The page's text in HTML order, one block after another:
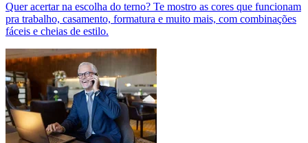
Quer acertar na escolha do terno? Te mostro as cores que funcionam
pra trabalho, casamento, formatura e muito mais, com combinações
fáceis e cheias de estilo.